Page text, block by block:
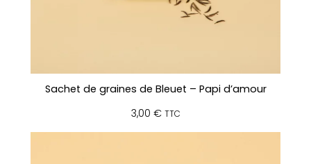
Sachet de graines de Bleuet – Papi d’amour
3,00 € TTC